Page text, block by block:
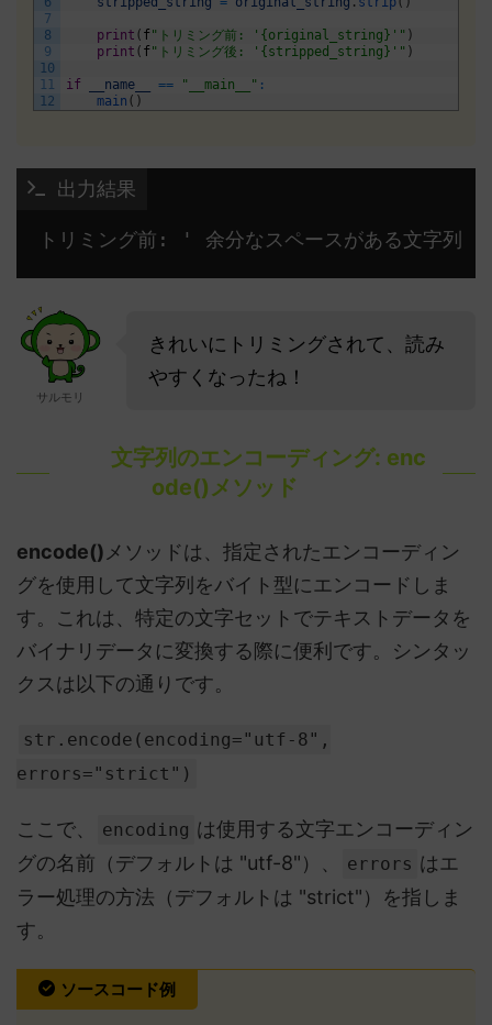
7
8
9
10
11
12
print ( f "トリミング前: '{original_string}'" )
print ( f "トリミング後: '{stripped_string}'" )
if __name__ == "__main__" :
main ( )
出力結果
トリミング前: ' 余分なスペースがある文字
サルモリ
きれいにトリミングされて、読み
やすくなったね！
文字列のエンコーディング: enc
ode()メソッド
encode()メソッドは、指定されたエンコーディン
グを使用して文字列をバイト型にエンコードしま
す。これは、特定の文字セットでテキストデータを
バイナリデータに変換する際に便利です。シンタッ
クスは以下の通りです。
str.encode(encoding="utf-8",
errors="strict")
ここで、 encoding は使用する文字エンコーディン
グの名前（デフォルトは "utf-8"）、
errors はエ
ラー処理の方法（デフォルトは "strict"）を指しま
す。
ソースコード例